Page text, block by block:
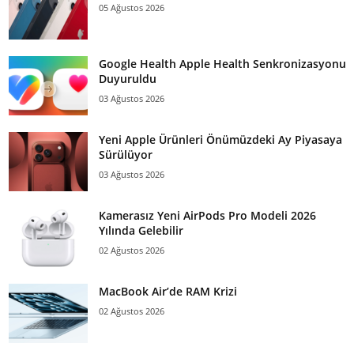
05 Ağustos 2026
Google Health Apple Health Senkronizasyonu
Duyuruldu
03 Ağustos 2026
Yeni Apple Ürünleri Önümüzdeki Ay Piyasaya
Sürülüyor
03 Ağustos 2026
Kamerasız Yeni AirPods Pro Modeli 2026
Yılında Gelebilir
02 Ağustos 2026
MacBook Air’de RAM Krizi
02 Ağustos 2026